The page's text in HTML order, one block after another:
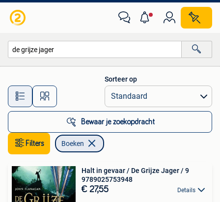
Alle afstanden…
Sorteer op
Bewaar je zoekopdracht
Filters Boeken
Halt in gevaar / De Grijze Jager / 9
9789025753948
€ 27,55 Details